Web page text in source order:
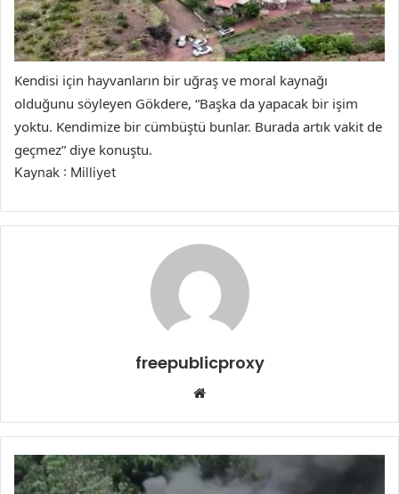
Kendisi için hayvanların bir uğraş ve moral kaynağı
olduğunu söyleyen Gökdere, “Başka da yapacak bir işim
yoktu. Kendimize bir cümbüştü bunlar. Burada artık vakit de
geçmez” diye konuştu.
Kaynak : Milliyet
freepublicproxy
Web